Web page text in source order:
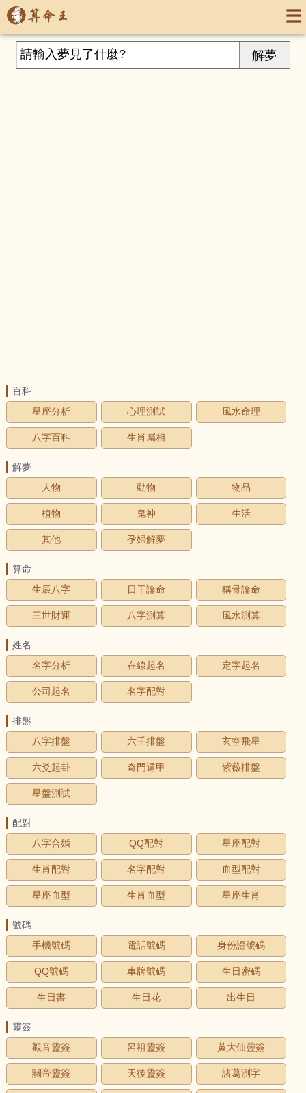
百科
星座分析
心理測試 風水命理
八字百科 生肖屬相
解夢
人物
動物 物品
植物 鬼神 生活
其他 孕婦解夢
算命
生辰八字
日干論命 稱骨論命
三世財運 八字測算 風水測算
姓名
名字分析
在線起名 定字起名
公司起名 名字配對
排盤
八字排盤
六壬排盤 玄空飛星
六爻起卦 奇門遁甲 紫薇排盤
星盤測試
配對
八字合婚
QQ配對 星座配對
生肖配對 名字配對 血型配對
星座血型 生肖血型 星座生肖
號碼
手機號碼
電話號碼 身份證號碼
QQ號碼 車牌號碼 生日密碼
生日書 生日花 出生日
靈簽
觀音靈簽
呂祖靈簽 黃大仙靈簽
關帝靈簽 天後靈簽 諸葛測字